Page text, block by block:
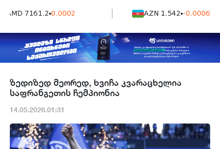
AMD 7161.2 0.0002 AZN 1.542 -0.0006
ზედიზედ მეორედ, ხვიჩა კვარაცხელია
საფრანგეთის ჩემპიონია
14.05.2026.01:31